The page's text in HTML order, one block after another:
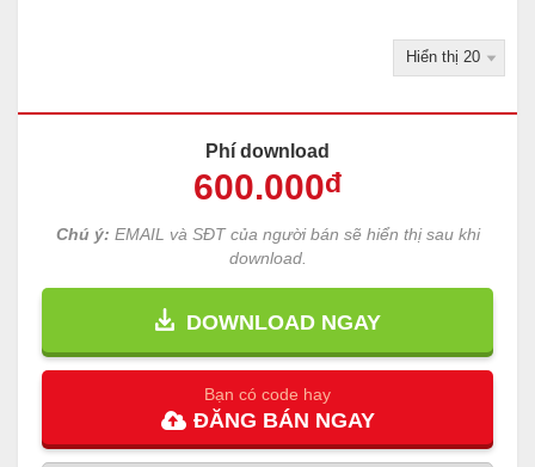
Phí download
600.000đ
Chú ý: EMAIL và SĐT của người bán sẽ hiển thị sau khi
download.
DOWNLOAD NGAY
Bạn có code hay
ĐĂNG BÁN NGAY